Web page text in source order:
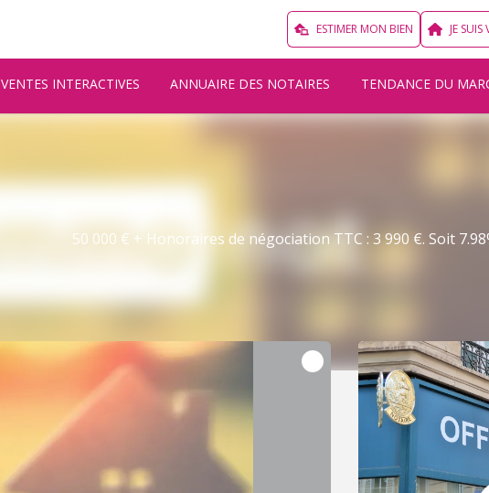
ESTIMER MON BIEN JE SUIS
VENTES INTERACTIVES ANNUAIRE DES NOTAIRES TENDANCE DU
50 000 € + Honoraires de négociation TTC : 3 990 €. Soit